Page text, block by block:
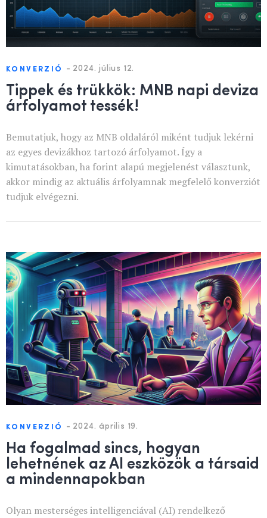
KONVERZIÓ - 2024. július 12.
Tippek és trükkök: MNB napi deviza
árfolyamot tessék!
Bemutatjuk, hogy az MNB oldaláról miként tudjuk lekérni
az egyes devizákhoz tartozó árfolyamot. Így a
kimutatásokban, ha forint alapú megjelenést választunk,
akkor mindig az aktuális árfolyamnak megfelelő konverziót
tudjuk elvégezni.
KONVERZIÓ - 2024. április 19.
Ha fogalmad sincs, hogyan
lehetnének az AI eszközök a társaid
a mindennapokban
Olyan mesterséges intelligenciával (AI) rendelkező